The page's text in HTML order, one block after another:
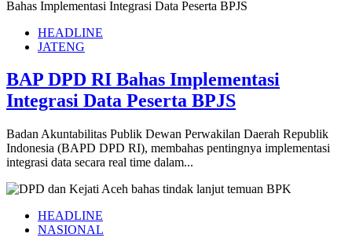
HEADLINE
JATENG
BAP DPD RI Bahas Implementasi
Integrasi Data Peserta BPJS
Badan Akuntabilitas Publik Dewan Perwakilan Daerah Republik
Indonesia (BAPD DPD RI), membahas pentingnya implementasi
integrasi data secara real time dalam...
HEADLINE
NASIONAL